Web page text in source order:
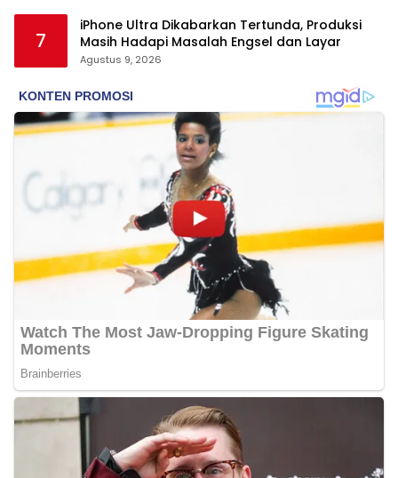
7
iPhone Ultra Dikabarkan Tertunda, Produksi
Masih Hadapi Masalah Engsel dan Layar
Agustus 9, 2026